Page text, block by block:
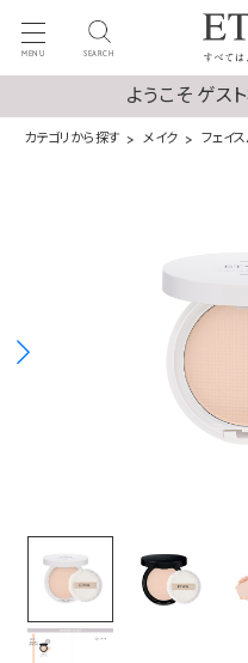
MENU SEARCH
ようこそ ゲス
カテゴリから探す メイク フェイ